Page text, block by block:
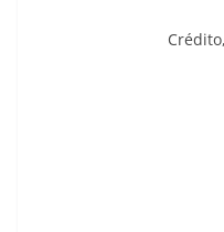
Crédito,